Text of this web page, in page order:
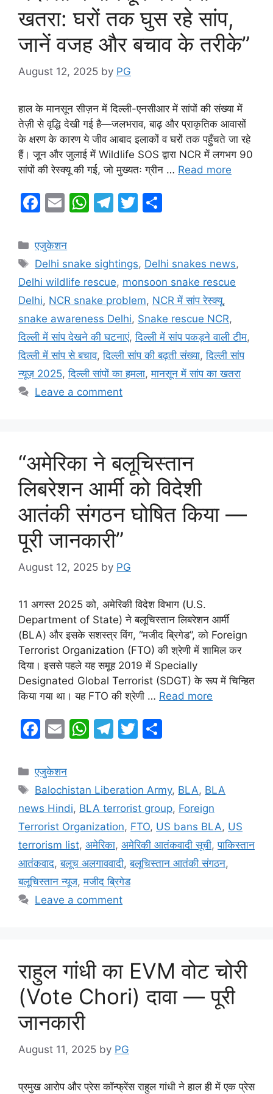
खतरा: घरों तक घुस रहे सांप,
जानें वजह और बचाव के तरीके”
August 12, 2025 by PG
हाल के मानसून सीज़न में दिल्ली-एनसीआर में सांपों की संख्या में
तेज़ी से वृद्धि देखी गई है—जलभराव, बाढ़ और प्राकृतिक आवासों
के क्षरण के कारण ये जीव आबाद इलाकों व घरों तक पहुँचते जा रहे
हैं। जून और जुलाई में Wildlife SOS द्वारा NCR में लगभग 90
सांपों की रेस्क्यू की गई, जो मुख्यतः ग्रीन … Read more
F
c
e
b
o
o
k
E
ai
l
W
s
A
p
p
T
gr
a
m
T
er e
Categories
एजुकेशन
Tags
Delhi snake sightings, Delhi snakes news,
Delhi wildlife rescue, monsoon snake rescue
Delhi, NCR snake problem, NCR में सांप रेस्क्यू,
snake awareness Delhi, Snake rescue NCR,
दिल्ली में सांप देखने की घटनाएं,दिल्ली में सांप पकड़ने वाली टीम,
दिल्ली में सांप से बचाव,दिल्ली सांप की बढ़ती संख्या,दिल्ली सांप
न्यूज़ 2025,दिल्ली सांपों का हमला,मानसून में सांप का खतरा
Leave a comment
“अमेरिका ने बलूचिस्तान
लिबरेशन आर्मी को विदेशी
आतंकी संगठन घोषित किया —
पूरी जानकारी”
August 12, 2025 by PG
11 अगस्त 2025 को, अमेरिकी विदेश विभाग (U.S.
Department of State) ने बलूचिस्तान लिबरेशन आर्मी
(BLA) और इसके सशस्त्र विंग, “मजीद ब्रिगेड”, को Foreign
Terrorist Organization (FTO) की श्रेणी में शामिल कर
दिया। इससे पहले यह समूह 2019 में Specially
Designated Global Terrorist (SDGT) के रूप में चिन्हित
किया गया था। यह FTO की श्रेणी … Read more
F
c
e
b
o
o
k
E
ai
l
W
s
A
p
p
T
gr
a
m
T
er e
Categories
एजुकेशन
Tags
Balochistan Liberation Army, BLA, BLA
news Hindi, BLA terrorist group, Foreign
Terrorist Organization, FTO, US bans BLA, US
terrorism list, अमेरिका, अमेरिकी आतंकवादी सूची,पाकिस्तान
आतंकवाद,बलूच अलगाववादी,बलूचिस्तान आतंकी संगठन,
बलूचिस्तान न्यूज,मजीद ब्रिगेड
Leave a comment
राहुल गांधी का EVM वोट चोरी
(Vote Chori) दावा — पूरी
जानकारी
August 11, 2025 by PG
प्रमुख आरोप और प्रेस कॉन्फ्रेंस राहुल गांधी ने हाल ही में एक प्रेस